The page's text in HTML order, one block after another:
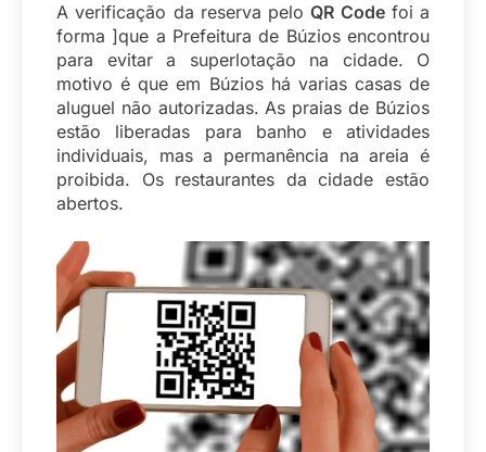
A verificação da reserva peloQR Codefoi a
forma ]que a Prefeitura de Búzios encontrou
para evitar a superlotação na cidade. O
motivo é que em Búzios há varias casas de
aluguel não autorizadas. As praias de Búzios
estão liberadas para banho e atividades
individuais, mas a permanência na areia é
proibida. Os restaurantes da cidade estão
abertos.